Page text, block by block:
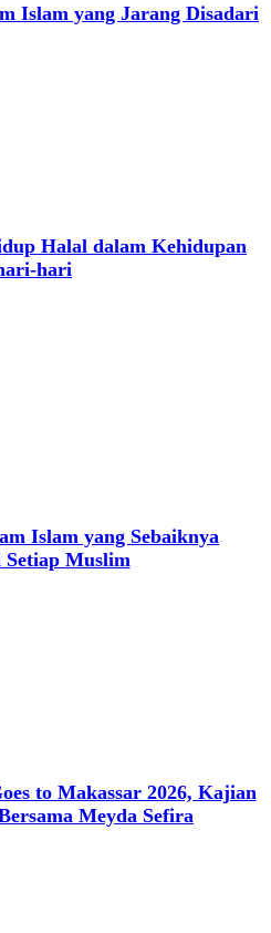
Islam yang Jarang Disadari
Halal dalam Kehidupan
hari
Islam yang Sebaiknya
Muslim
to Makassar 2026, Kajian
Meyda Sefira